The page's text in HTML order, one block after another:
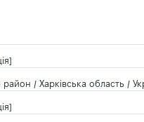
район / Харківська область /